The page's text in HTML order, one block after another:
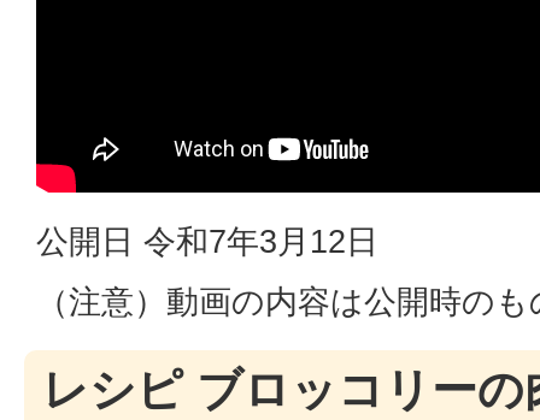
公開日 令和7年3月12日
（注意）動画の内容は公開時の
レシピ ブロッコリー